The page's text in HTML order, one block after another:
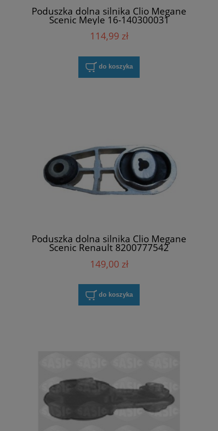
Poduszka dolna silnika Clio Megane
Scenic Meyle 16-140300031
114,99 zł
do koszyka
Poduszka dolna silnika Clio Megane
Scenic Renault 8200777542
149,00 zł
do koszyka